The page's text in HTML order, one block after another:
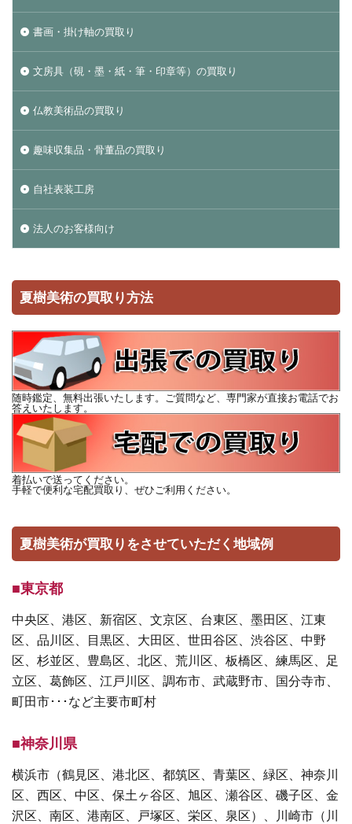
書画・掛け軸の買取り
文房具（硯・墨・紙・筆・印章等）の買取り
仏教美術品の買取り
趣味収集品・骨董品の買取り
自社表装工房
法人のお客様向け
夏樹美術の買取り方法
随時鑑定、無料出張いたします。ご質問など、専門家が直接お電話でお
答えいたします。
着払いで送ってください。
手軽で便利な宅配買取り、ぜひご利用ください。
夏樹美術が買取りをさせていただく地域例
■東京都
中央区、港区、新宿区、文京区、台東区、墨田区、江東
区、品川区、目黒区、大田区、世田谷区、渋谷区、中野
区、杉並区、豊島区、北区、荒川区、板橋区、練馬区、足
立区、葛飾区、江戸川区、調布市、武蔵野市、国分寺市、
町田市･･･など主要市町村
■神奈川県
横浜市（鶴見区、港北区、都筑区、青葉区、緑区、神奈川
区、西区、中区、保土ヶ谷区、旭区、瀬谷区、磯子区、金
沢区、南区、港南区、戸塚区、栄区、泉区）、川崎市（川